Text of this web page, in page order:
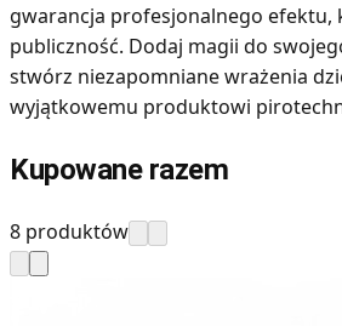
gwarancja profesjonalnego efektu,
publiczność. Dodaj magii do
stwórz niezapomniane wrażenia
wyjątkowemu produktowi
Kupowane razem
8 produktów